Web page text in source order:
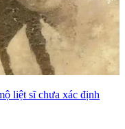
liệt sĩ chưa xác định